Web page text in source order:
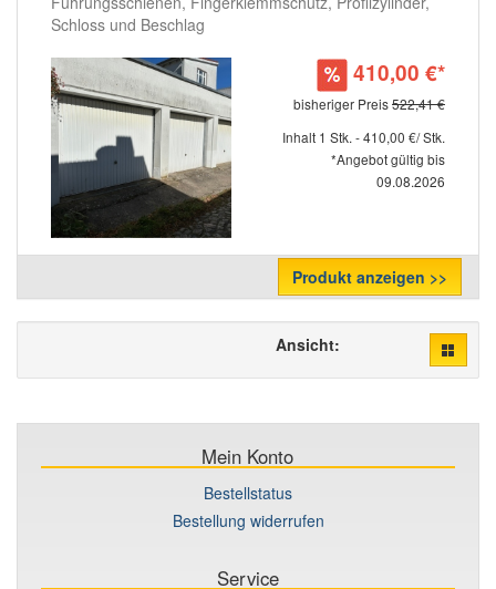
Schloss und Beschlag
410,00 €*
bisheriger Preis522,41 €
Inhalt 1 Stk. - 410,00 €/ Stk.
*Angebot gültig bis
09.08.2026
Produkt anzeigen >>
Ansicht:
Mein Konto
Bestellstatus
Bestellung widerrufen
Service